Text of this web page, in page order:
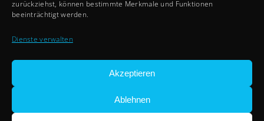
zurückziehst, können bestimmte Merkmale und Funktionen
beeinträchtigt werden.
Dienste verwalten
Akzeptieren
Ablehnen
Rechtliches